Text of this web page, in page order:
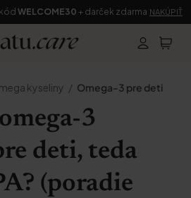
WELCOME30 + darček zdarma NAKÚPIŤ
kyseliny Omega-3 pre deti
3
deti, teda
(poradie